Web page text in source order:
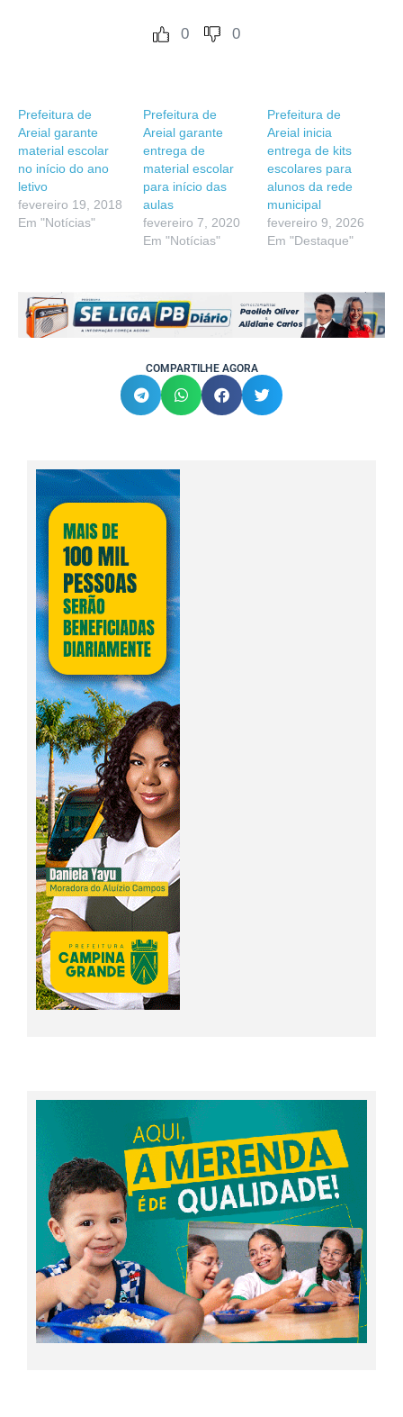
0 0
Prefeitura de
Areial garante
material escolar
no início do ano
letivo
fevereiro 19, 2018
Em "Notícias"
Prefeitura de
Areial garante
entrega de
material escolar
para início das
aulas
fevereiro 7, 2020
Em "Notícias"
Prefeitura de
Areial inicia
entrega de kits
escolares para
alunos da rede
municipal
fevereiro 9, 2026
Em "Destaque"
COMPARTILHE AGORA